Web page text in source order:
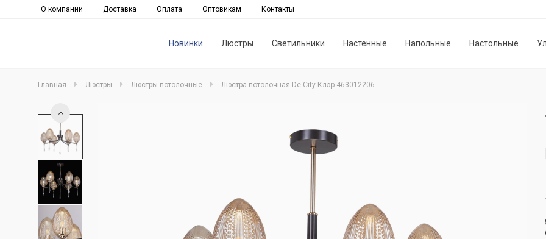
Новинки Люстры Светильники Настенные Напольные Настольные
О компании Доставка Оплата Оптовикам Контакты
Главная Люстры Люстры потолочные Люстра потолочная De City Клэр 463012206